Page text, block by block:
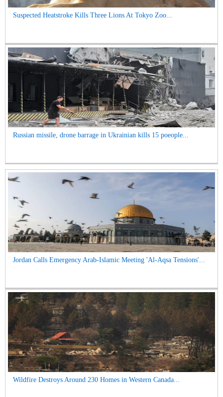
Suspected Heatstroke Kills Three Lions At Tokyo Zoo...
Russian missile, drone barrage in Ukrainian kills 15 poeople...
Jordan Calls Emergency Arab-Islamic Meeting 'Al-Aqsa Tensions'...
Wildfire Destroys Around 230 Homes in Western Canada...